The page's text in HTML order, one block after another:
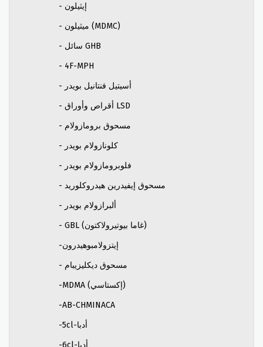
- إيثيلون
- ميثيلون (MDMC)
- سائل GHB
- 4F-MPH
- أسيتيل فنتانيل بويدر
- أقراص وأوراق LSD
- مسحوق برومازولام
- كلونازولام بويدر
- فلوبرومازولام بويدر
- مسحوق إيفيدرين هيدروكلوريد
- ألبرازولام بويدر
- GBL (غاما بيوتيرولاكتون)
-إيتزولامبوهيدرون
- مسحوق ديكليزيبام
-MDMA (إكستاسي)
-AB-CHMINACA
-5cl-أدبا
-6cl-أدبا